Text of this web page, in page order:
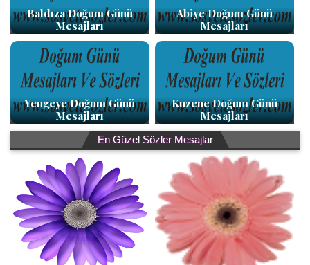
Baldıza Doğum Günü
Mesajları
Abiye Doğum Günü
Mesajları
Yengeye Doğum Günü
Mesajları
Kuzene Doğum Günü
Mesajları
En Güzel Sözler Mesajlar